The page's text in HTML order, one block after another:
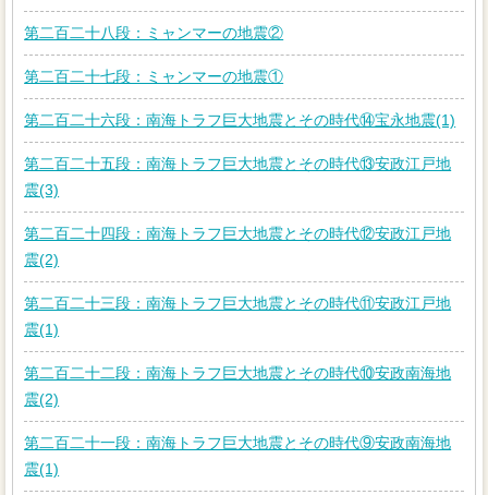
第二百二十八段：ミャンマーの地震②
第二百二十七段：ミャンマーの地震①
第二百二十六段：南海トラフ巨大地震とその時代⑭宝永地震(1)
第二百二十五段：南海トラフ巨大地震とその時代⑬安政江戸地
震(3)
第二百二十四段：南海トラフ巨大地震とその時代⑫安政江戸地
震(2)
第二百二十三段：南海トラフ巨大地震とその時代⑪安政江戸地
震(1)
第二百二十二段：南海トラフ巨大地震とその時代⑩安政南海地
震(2)
第二百二十一段：南海トラフ巨大地震とその時代⑨安政南海地
震(1)